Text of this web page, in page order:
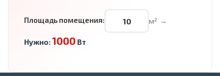
Площадь помещения: м² →
Нужно:1000Вт